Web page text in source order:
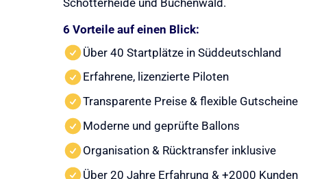
6 Vorteile auf einen Blick:
Über 40 Startplätze in Süddeutschland
Erfahrene, lizenzierte Piloten
Transparente Preise & flexible Gutscheine
Moderne und geprüfte Ballons
Organisation & Rücktransfer inklusive
Über 20 Jahre Erfahrung & +2000 Kunden